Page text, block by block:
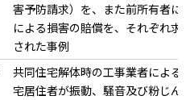
害予防請求）を、また前所有者に
による損害の賠償を、それぞれ求
された事例
共同住宅解体時の工事業者による
宅居住者が振動、騒音及び粉じん